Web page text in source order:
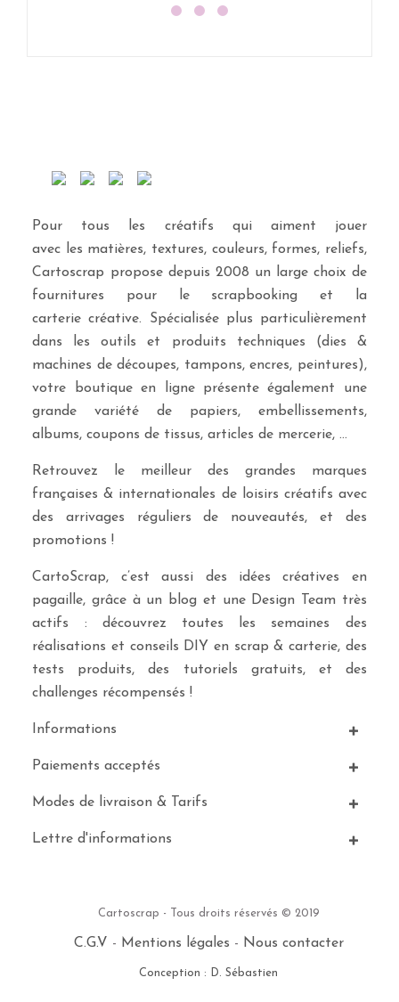
Pour tous les créatifs qui aiment jouer
avec les matières, textures, couleurs, formes, reliefs,
Cartoscrap propose depuis 2008 un large choix de
fournitures pour le scrapbooking et la
carterie créative. Spécialisée plus particulièrement
dans les outils et produits techniques (dies &
machines de découpes, tampons, encres, peintures),
votre boutique en ligne présente également une
grande variété de papiers, embellissements,
albums, coupons de tissus, articles de mercerie, …
Retrouvez le meilleur des grandes marques
françaises & internationales de loisirs créatifs avec
des arrivages réguliers de nouveautés, et des
promotions !
CartoScrap, c’est aussi des idées créatives en
pagaille, grâce à un blog et une Design Team très
actifs : découvrez toutes les semaines des
réalisations et conseils DIY en scrap & carterie, des
tests produits, des tutoriels gratuits, et des
challenges récompensés !
Informations
Paiements acceptés
Modes de livraison & Tarifs
Lettre d'informations
Cartoscrap - Tous droits réservés © 2019
C.G.V - Mentions légales - Nous contacter
Conception : D. Sébastien